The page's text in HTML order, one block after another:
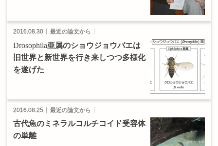
2016.08.30 最近の論文から
Drosophila亜属のショウジョウバエは
旧世界と新世界を行き来しつつ多様化
を遂げた
2016.08.25 最近の論文から
古代魚のミネラルコルチコイド受容体
の単離